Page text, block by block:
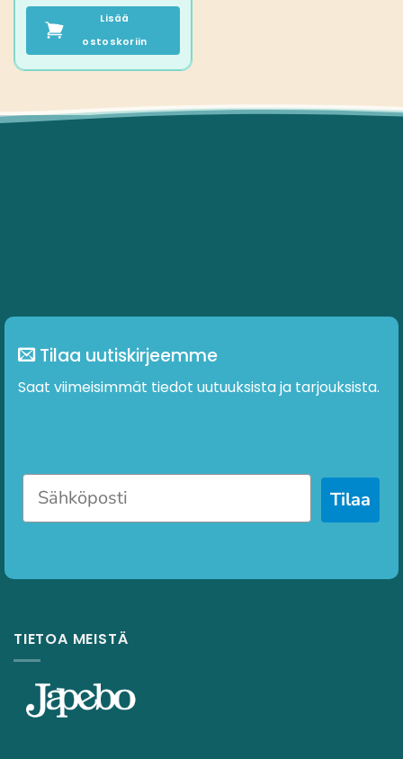
Lisää
ostoskoriin
Tilaa uutiskirjeemme
Saat viimeisimmät tiedot uutuuksista ja tarjouksista.
Tilaa
TIETOA MEISTÄ